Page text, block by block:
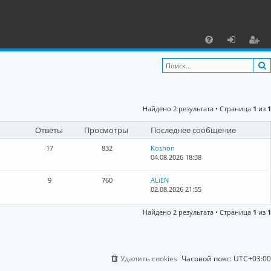
F
A
х
о
ег
и
р
Найдено 2 результата • Страница 1 из 1
Ответы Просмотры Последнее сообщение
17 832
Koshon
04.08.2026 18:38
9 760
ALiEN
02.08.2026 21:55
Найдено 2 результата • Страница 1 из 1
Часовой пояс: UTC+03:00
Удалить cookies